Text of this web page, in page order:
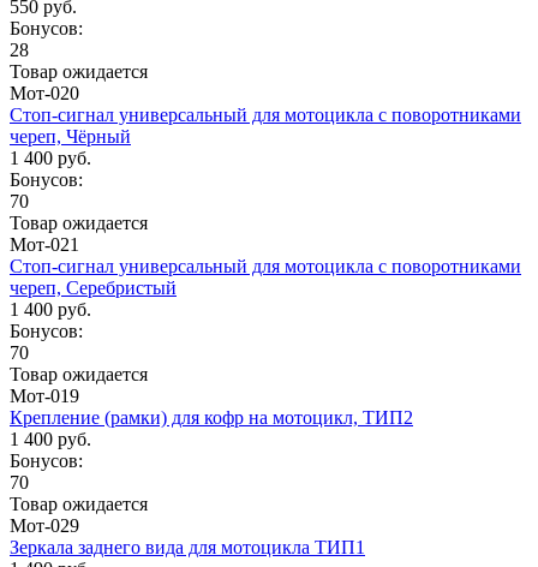
550 руб.
Бонусов:
28
Товар ожидается
Мот-020
Стоп-сигнал универсальный для мотоцикла с поворотниками
череп, Чёрный
1 400 руб.
Бонусов:
70
Товар ожидается
Мот-021
Стоп-сигнал универсальный для мотоцикла с поворотниками
череп, Серебристый
1 400 руб.
Бонусов:
70
Товар ожидается
Мот-019
Крепление (рамки) для кофр на мотоцикл, ТИП2
1 400 руб.
Бонусов:
70
Товар ожидается
Мот-029
Зеркала заднего вида для мотоцикла ТИП1